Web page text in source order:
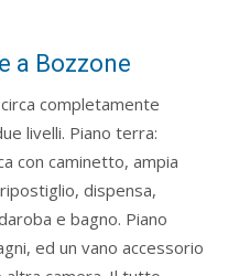
a Bozzone
completamente
livelli. Piano terra:
con caminetto, ampia
dispensa,
e bagno. Piano
ed un vano accessorio